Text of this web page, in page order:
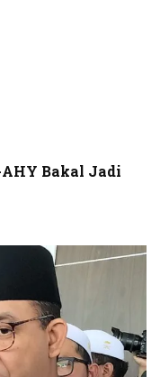
Bakal Jadi